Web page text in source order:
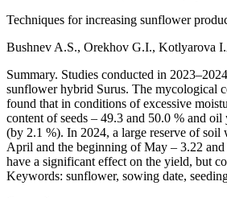
Techniques for increasing sunflower
Bushnev A.S., Orekhov G.I., Kotlyarova
Summary. Studies conducted in
sunflower hybrid Surus. The mycological
found that in conditions of excessive
content of seeds – 49.3 and 50.0 % and
(by 2.1 %). In 2024, a large reserve of
April and the beginning of May – 3.22 and
have a significant effect on the yield, but
Keywords: sunflower, sowing date,